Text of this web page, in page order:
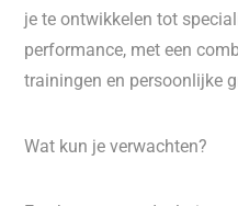
je te ontwikkelen tot
performance, met een
trainingen en persoonlijke
Wat kun je verwachten?